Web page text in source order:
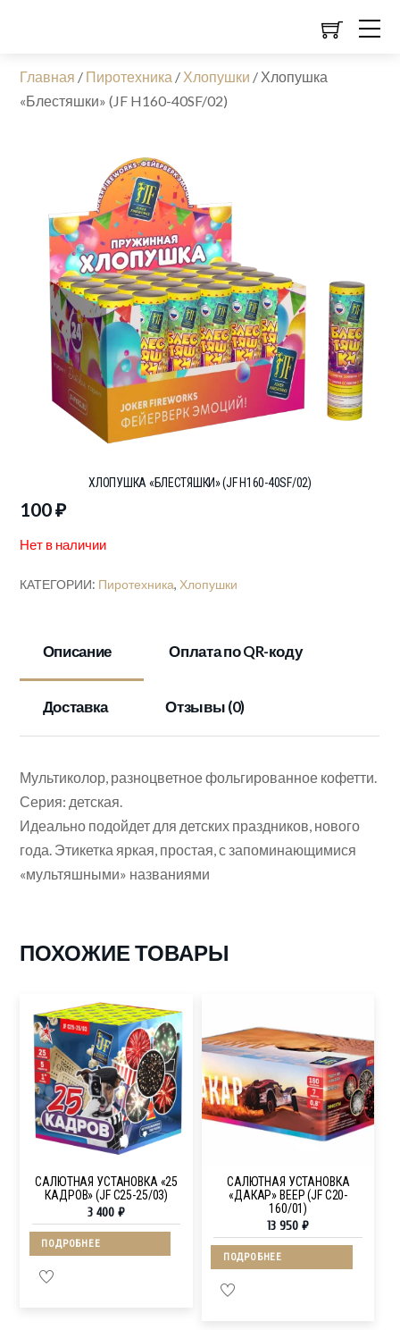
Главная / Пиротехника / Хлопушки / Хлопушка
«Блестяшки» (JF H160-40SF/02)
ХЛОПУШКА «БЛЕСТЯШКИ» (JF H160-40SF/02)
100₽
Нет в наличии
КАТЕГОРИИ: Пиротехника,Хлопушки
Описание Оплата по QR-коду
Доставка Отзывы (0)
Мультиколор, разноцветное фольгированное кофетти.
Серия: детская.
Идеально подойдет для детских праздников, нового
года. Этикетка яркая, простая, с запоминающимися
«мультяшными» названиями
ПОХОЖИЕ ТОВАРЫ
САЛЮТНАЯ УСТАНОВКА «25
КАДРОВ» (JF C25-25/03)
3 400₽
ПОДРОБНЕЕ
САЛЮТНАЯ УСТАНОВКА
«ДАКАР» ВЕЕР (JF C20-
160/01)
13 950₽
ПОДРОБНЕЕ